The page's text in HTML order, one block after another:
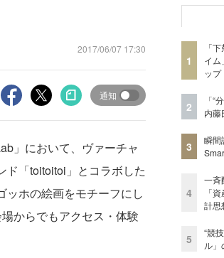
2017/06/07 17:30
通知
」において、ヴァーチャ
ド「toitoitoi」とコラボした
ホの絵画をモチーフにし
からでもアクセス・体験
1
「
イム
ップ
2
「“
内藤
3
瞬間
4
一斉
「
計思
5
“競
ル